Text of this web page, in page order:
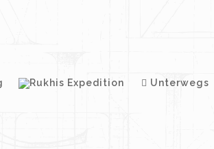
Unterwegs